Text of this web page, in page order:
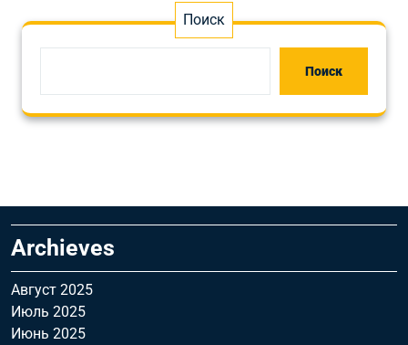
Поиск
Поиск
Archieves
Август 2025
Июль 2025
Июнь 2025